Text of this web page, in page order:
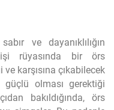
ve dayanıklılığın
rüyasında bir örs
karşısına çıkabilecek
olması gerektiği
bakıldığında, örs